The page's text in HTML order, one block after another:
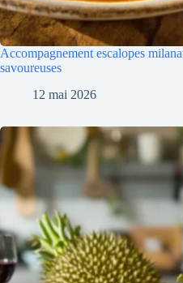
Accompagnement escalopes
savoureuses
12 mai 2026